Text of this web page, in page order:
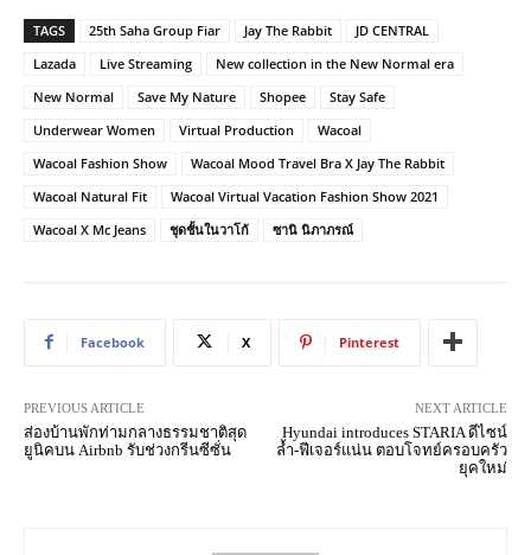
TAGS 25th Saha Group Fiar Jay The Rabbit
JD CENTRAL
Lazada
Live Streaming
New collection in the New Normal era
New Normal
Save My Nature Shopee
Stay Safe
Underwear Women
Virtual Production
Wacoal
Wacoal Fashion Show
Wacoal Mood Travel Bra X Jay The Rabbit
Wacoal Natural Fit
Wacoal Virtual Vacation Fashion Show 2021
Wacoal X Mc Jeans
ชุดชั้นในวาโก้ ซานิ นิภาภรณ์
Facebook X Pinterest
PREVIOUS ARTICLE
ส่องบ้านพักท่ามกลางธรรมชาติสุด
ยูนิคบน Airbnb รับช่วงกรีนซีซั่น
NEXT ARTICLE
Hyundai introduces STARIA ดีไซน์
ล้ำ-ฟีเจอร์แน่น ตอบโจทย์ครอบครัว
ยุคใหม่